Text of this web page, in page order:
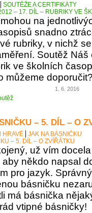
SOUTĚŽE A CERTIFIKÁTY
– 17. DÍL – RUBRIKY VE
na
snadno
rubriky, v nichž
Soutěž
ve školních
můžeme
1. 6. 2016
– 5. DÍL – O
HRAVĚ
JAK NA BÁSNIČKU
– 5. DÍL – O ZVÍŘÁTKU
už vím
aby někdo napsal
pro jazyk.
básničku
má básnička
vtipné básničky!